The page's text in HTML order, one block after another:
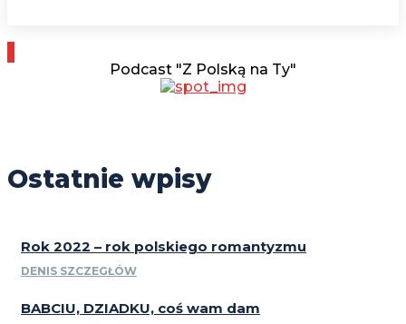
Podcast "Z Polską na Ty"
Ostatnie wpisy
Rok 2022 – rok polskiego romantyzmu
DENIS SZCZEGŁÓW
BABCIU, DZIADKU, coś wam dam